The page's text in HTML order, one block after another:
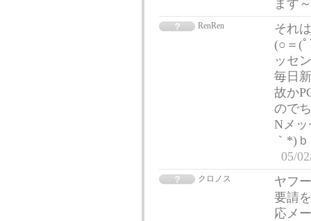
ます
RenRen
それ
(○＝(
ッセ
毎日
故か
ので
Nメッ
｀*)
05/
クロノス
ヤフ
要請
応メ